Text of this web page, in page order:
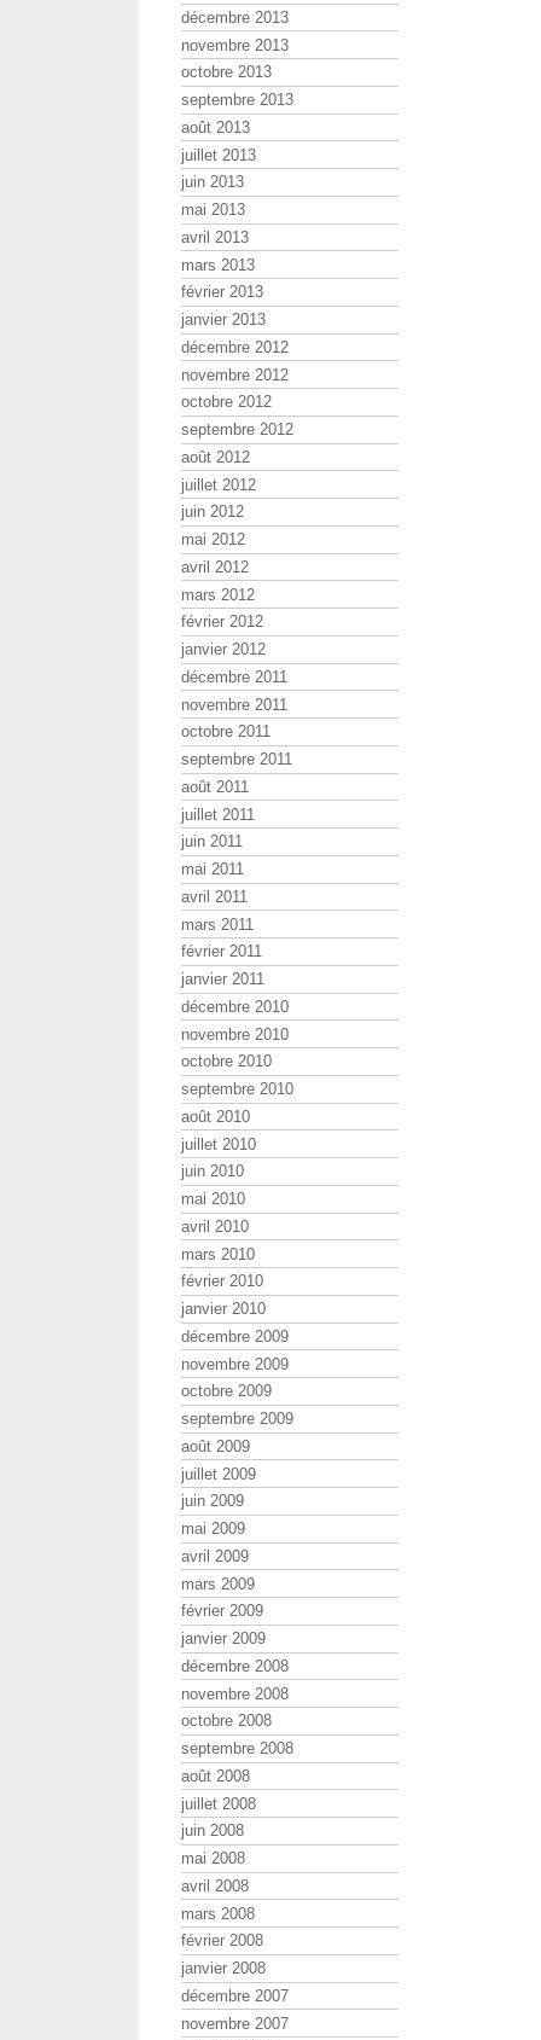
décembre 2013
novembre 2013
octobre 2013
septembre 2013
août 2013
juillet 2013
juin 2013
mai 2013
avril 2013
mars 2013
février 2013
janvier 2013
décembre 2012
novembre 2012
octobre 2012
septembre 2012
août 2012
juillet 2012
juin 2012
mai 2012
avril 2012
mars 2012
février 2012
janvier 2012
décembre 2011
novembre 2011
octobre 2011
septembre 2011
août 2011
juillet 2011
juin 2011
mai 2011
avril 2011
mars 2011
février 2011
janvier 2011
décembre 2010
novembre 2010
octobre 2010
septembre 2010
août 2010
juillet 2010
juin 2010
mai 2010
avril 2010
mars 2010
février 2010
janvier 2010
décembre 2009
novembre 2009
octobre 2009
septembre 2009
août 2009
juillet 2009
juin 2009
mai 2009
avril 2009
mars 2009
février 2009
janvier 2009
décembre 2008
novembre 2008
octobre 2008
septembre 2008
août 2008
juillet 2008
juin 2008
mai 2008
avril 2008
mars 2008
février 2008
janvier 2008
décembre 2007
novembre 2007